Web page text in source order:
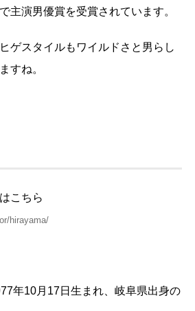
主演男優賞を受賞されています。
ゲスタイルもワイルドさと男らし
すね。
こちら
hirayama/
年10月17日生まれ、岐阜県出身の